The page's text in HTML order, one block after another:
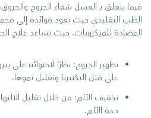
فيما يتعلق بـ العسل شفاء الجروح
الطب التقليدي حيث تعود فوائده إلى
المضادة للميكروبات. حيث تساعد علاج
تطهير الجروح: نظرًا لاحتوائه على
على قتل البكتيريا وتقليل نموها.
تخفيف الألم: من خلال تقليل
حدة الألم.